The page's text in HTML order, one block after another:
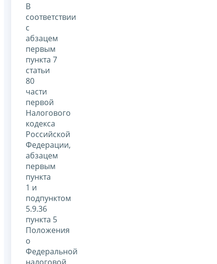
В
соответствии
с
абзацем
первым
пункта 7
статьи
80
части
первой
Налогового
кодекса
Российской
Федерации,
абзацем
первым
пункта
1 и
подпунктом
5.9.36
пункта 5
Положения
о
Федеральной
налоговой